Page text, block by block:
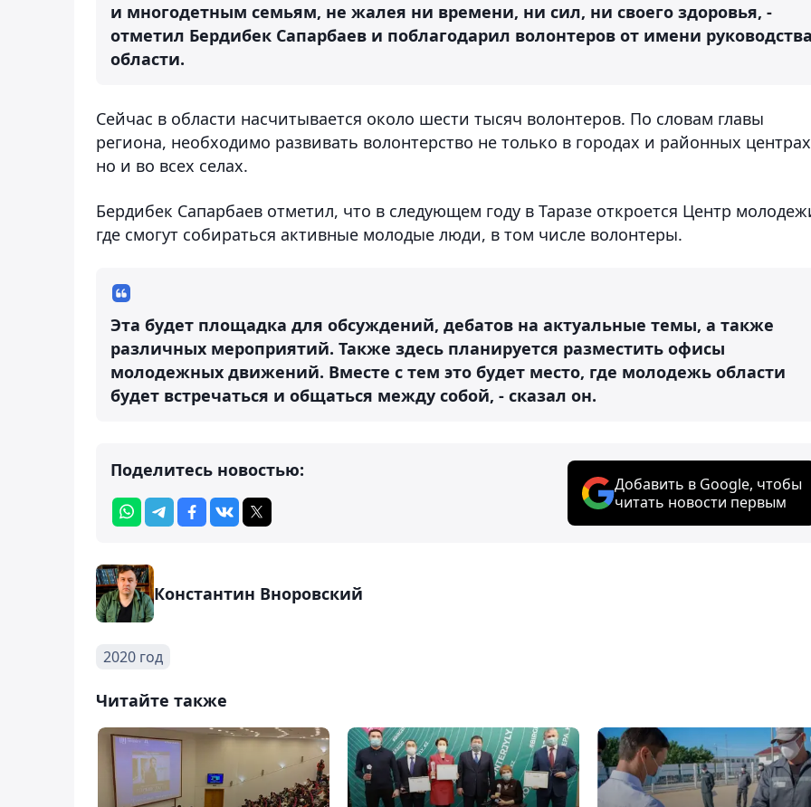
и многодетным семьям, не жалея ни времени, ни сил, ни своего здоровья, -
отметил Бердибек Сапарбаев и поблагодарил волонтеров от имени
области.
Сейчас в области насчитывается около шести тысяч волонтеров. По словам главы
региона, необходимо развивать волонтерство не только в городах и районных
но и во всех селах.
Бердибек Сапарбаев отметил, что в следующем году в Таразе откроется Центр
где смогут собираться активные молодые люди, в том числе волонтеры.
Эта будет площадка для обсуждений, дебатов на актуальные темы, а также
различных мероприятий. Также здесь планируется разместить офисы
молодежных движений. Вместе с тем это будет место, где молодежь области
будет встречаться и общаться между собой, - сказал он.
Поделитесь новостью:
Добавить в Google, чтобы
читать новости первым
Константин Вноровский
2020 год
Читайте также